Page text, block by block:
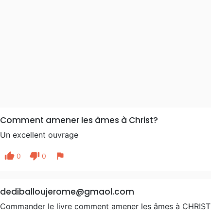
Comment amener les âmes à Christ?
Un excellent ouvrage
thumb_up 0 thumb_down 0 flag
dediballoujerome@gmaol.com
Commander le livre comment amener les âmes à CHRIST